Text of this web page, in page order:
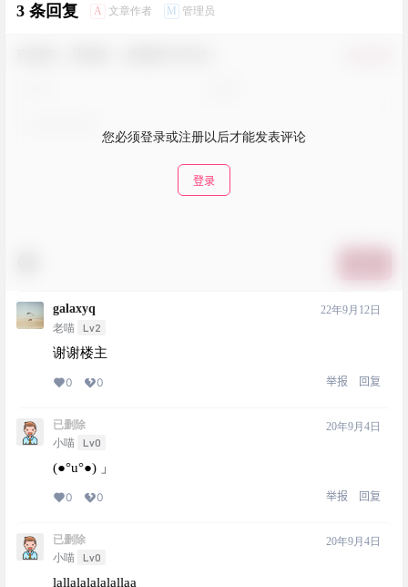
3 条回复 A 文章作者 M 管理员
您必须登录或注册以后才能发表评论
登录
galaxyq
老喵 Lv2
22年9月12日
谢谢楼主
0 0 举报 回复
已删除
小喵
Lv0
20年9月4日
(●°u°●)​ 」
0 0 举报 回复
已删除
小喵
Lv0
20年9月4日
lallalalalalallaa